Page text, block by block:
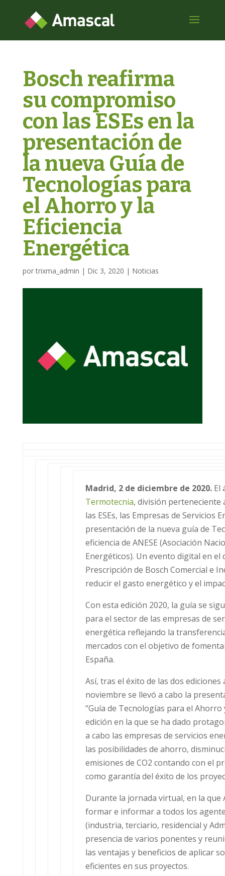
Bosch reafirma
su compromiso
con las ESEs en la
presentación de
la nueva Guía de
Tecnologías para
el Ahorro y la
Eficiencia
Energética
portrixma_admin | Dic 3, 2020 | Noticias
Madrid, 2 de diciembre de 2020.El
Termotecnia, división perteneciente
las ESEs, las Empresas de Servicios
presentación de la nueva guía de
eficiencia de ANESE (Asociación
Energéticos). Un evento digital en el
Prescripción de Bosch Comercial e
reducir el gasto energético y el
Con esta edición 2020, la guía se
para el sector de las empresas de
energética reflejando la
mercados con el objetivo de
España.
Así, tras el éxito de las dos
noviembre se llevó a cabo la
‘’Guía de Tecnologías para el Ahorro
edición en la que se ha dado
a cabo las empresas de servicios
las posibilidades de ahorro,
emisiones de CO2 contando con el
como garantía del éxito de los
Durante la jornada virtual, en la que
formar e informar a todos los
(industria, terciario, residencial y
presencia de varios ponentes y
las ventajas y beneficios de aplicar
eficientes en sus proyectos.